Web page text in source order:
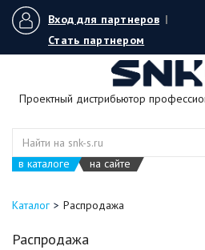
Вход для партнеров |
Стать партнером
Проектный дистрибьютор
в каталоге на сайте
Каталог Распродажа
Распродажа